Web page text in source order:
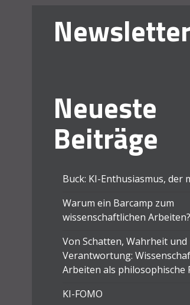
Newsletter
Neueste
Beiträge
Buck: KI-Enthusiasmus, der
Warum ein Barcamp zum
wissenschaftlichen Arbeiten?
Von Schatten, Wahrheit und
Verantwortung:
Arbeiten als philosophische
KI-FOMO